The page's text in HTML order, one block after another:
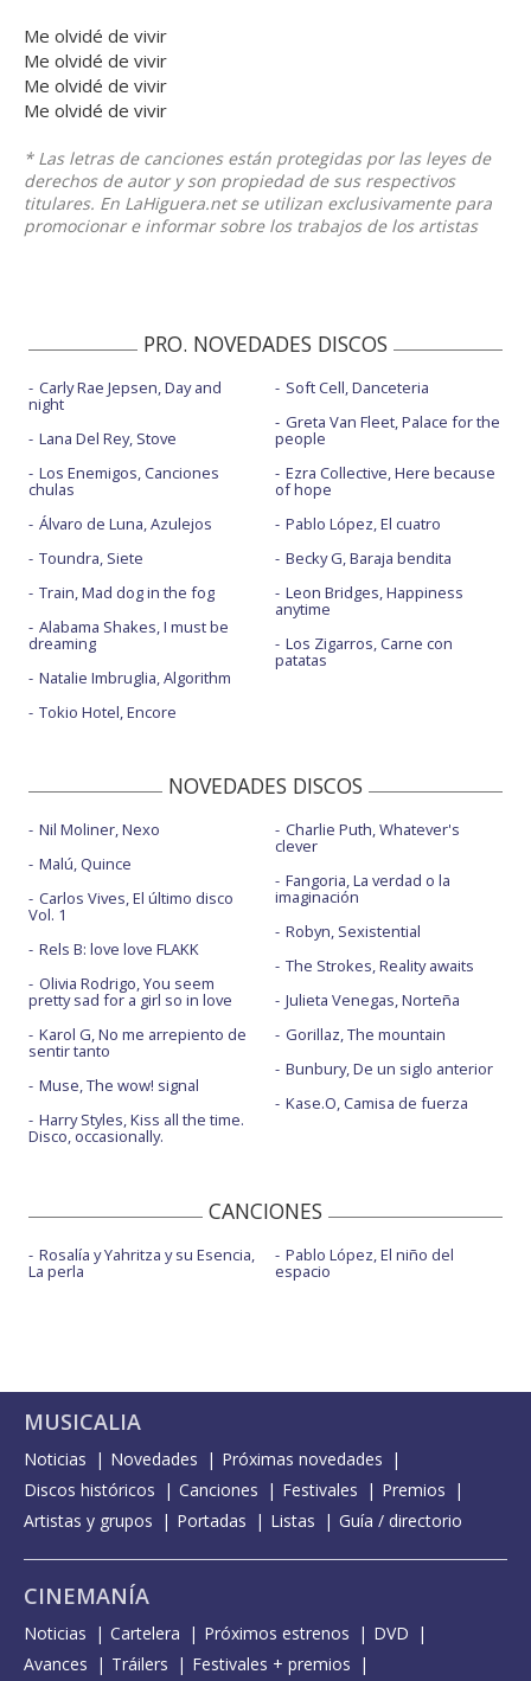
Me olvidé de vivir
Me olvidé de vivir
Me olvidé de vivir
Me olvidé de vivir
* Las letras de canciones están protegidas por las leyes de
derechos de autor y son propiedad de sus respectivos
titulares. En LaHiguera.net se utilizan exclusivamente para
promocionar e informar sobre los trabajos de los artistas
PRO. NOVEDADES DISCOS
Carly Rae Jepsen, Day and
night
Lana Del Rey, Stove
Los Enemigos, Canciones
chulas
Álvaro de Luna, Azulejos
Toundra, Siete
Train, Mad dog in the fog
Alabama Shakes, I must be
dreaming
Natalie Imbruglia, Algorithm
Tokio Hotel, Encore
Soft Cell, Danceteria
Greta Van Fleet, Palace for the
people
Ezra Collective, Here because
of hope
Pablo López, El cuatro
Becky G, Baraja bendita
Leon Bridges, Happiness
anytime
Los Zigarros, Carne con
patatas
NOVEDADES DISCOS
Nil Moliner, Nexo
Malú, Quince
Carlos Vives, El último disco
Vol. 1
Rels B: love love FLAKK
Olivia Rodrigo, You seem
pretty sad for a girl so in love
Karol G, No me arrepiento de
sentir tanto
Muse, The wow! signal
Harry Styles, Kiss all the time.
Disco, occasionally.
Charlie Puth, Whatever's
clever
Fangoria, La verdad o la
imaginación
Robyn, Sexistential
The Strokes, Reality awaits
Julieta Venegas, Norteña
Gorillaz, The mountain
Bunbury, De un siglo anterior
Kase.O, Camisa de fuerza
CANCIONES
Rosalía y Yahritza y su Esencia,
La perla
Pablo López, El niño del
espacio
MUSICALIA
Noticias Novedades
Próximas novedades
Discos históricos
Canciones Festivales
Premios
Artistas y grupos
Portadas Listas Guía / directorio
CINEMANÍA
Noticias Cartelera Próximos estrenos
DVD
Avances
Tráilers Festivales + premios